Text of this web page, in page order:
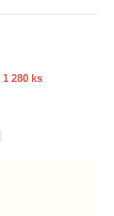
1 280 ks